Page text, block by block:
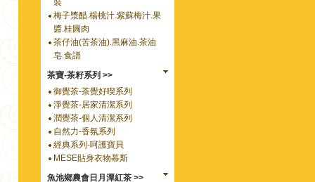
裝
梅子漿醋.楊桃汁.紫蘇梅汁.果
醬.桂圓肉
茶仔油(苦茶油).黑麻油.茶油
皂.食譜
茶寶-茶籽系列 >>
御覺茶-茶覺好喫系列
淨覺茶-居家清潔系列
潤覺茶-個人清潔系列
自然力-香氛系列
經典系列-呵護寶貝
MESE貼身衣物慕斯
魚池鄉農會日月潭紅茶 >>